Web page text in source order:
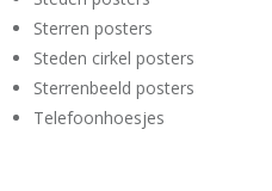
Sterren posters
Steden cirkel posters
Sterrenbeeld posters
Telefoonhoesjes